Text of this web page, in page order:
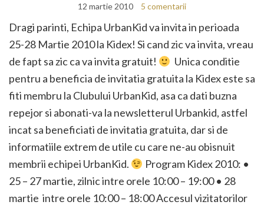
12 martie 2010 5 comentarii
Dragi parinti, Echipa UrbanKid va invita in perioada
25-28 Martie 2010 la Kidex! Si cand zic va invita, vreau
de fapt sa zic ca va invita gratuit!
Unica conditie
pentru a beneficia de invitatia gratuita la Kidex este sa
fiti membru la Clubului UrbanKid, asa ca dati buzna
repejor si abonati-va la newsletterul Urbankid, astfel
incat sa beneficiati de invitatia gratuita, dar si de
informatiile extrem de utile cu care ne-au obisnuit
membrii echipei UrbanKid.
Program Kidex 2010: •
25 – 27 martie, zilnic intre orele 10:00 – 19:00 • 28
martie intre orele 10:00 – 18:00 Accesul vizitatorilor